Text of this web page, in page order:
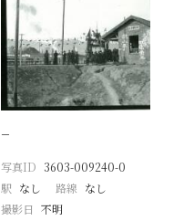
−
写真ID 3603-009240-0
駅 なし 路線 なし
撮影日 不明